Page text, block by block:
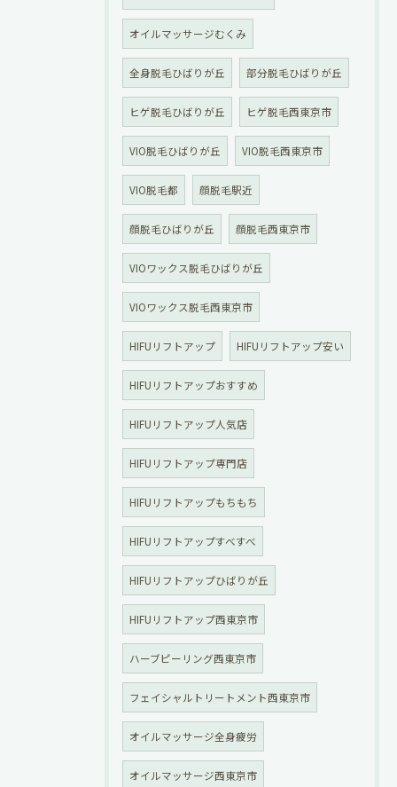
オイルマッサージむくみ
全身脱毛ひばりが丘 部分脱毛ひばりが丘
ヒゲ脱毛ひばりが丘 ヒゲ脱毛西東京市
VIO脱毛ひばりが丘 VIO脱毛西東京市
VIO脱毛都 顔脱毛駅近
顔脱毛ひばりが丘 顔脱毛西東京市
VIOワックス脱毛ひばりが丘
VIOワックス脱毛西東京市
HIFUリフトアップ HIFUリフトアップ安い
HIFUリフトアップおすすめ
HIFUリフトアップ人気店
HIFUリフトアップ専門店
HIFUリフトアップもちもち
HIFUリフトアップすべすべ
HIFUリフトアップひばりが丘
HIFUリフトアップ西東京市
ハーブピーリング西東京市
フェイシャルトリートメント西東京市
オイルマッサージ全身疲労
オイルマッサージ西東京市